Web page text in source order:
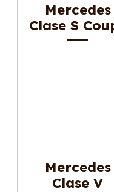
Mercedes
Clase S
Mercedes
Clase V